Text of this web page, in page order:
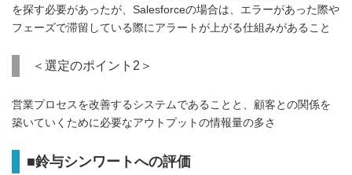
を探す必要があったが、Salesforceの場合は、エラーがあった際や
フェーズで滞留している際にアラートが上がる仕組みがあること
＜選定のポイント2＞
営業プロセスを改善するシステムであることと、顧客との関係を
築いていくために必要なアウトプットの情報量の多さ
■鈴与シンワートへの評価